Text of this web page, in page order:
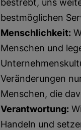
bestrebt, uns
bestmöglichen
Menschlichkeit:
Menschen und
Veränderungen
Menschen, die
Verantwortung:
Handeln und